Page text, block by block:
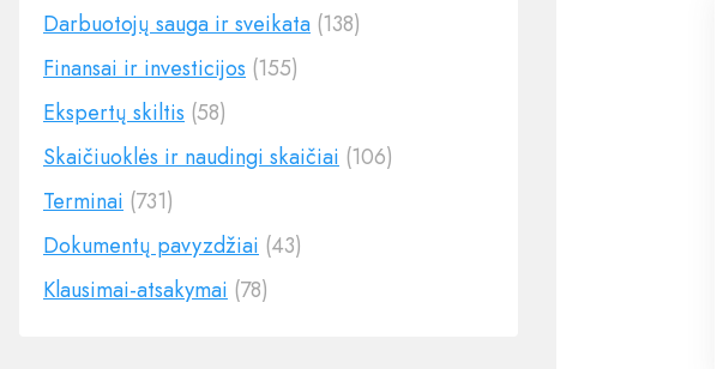
Darbuotojų sauga ir sveikata (138)
Finansai ir investicijos (155)
Ekspertų skiltis (58)
Skaičiuoklės ir naudingi skaičiai (106)
Terminai (731)
Dokumentų pavyzdžiai (43)
Klausimai-atsakymai (78)